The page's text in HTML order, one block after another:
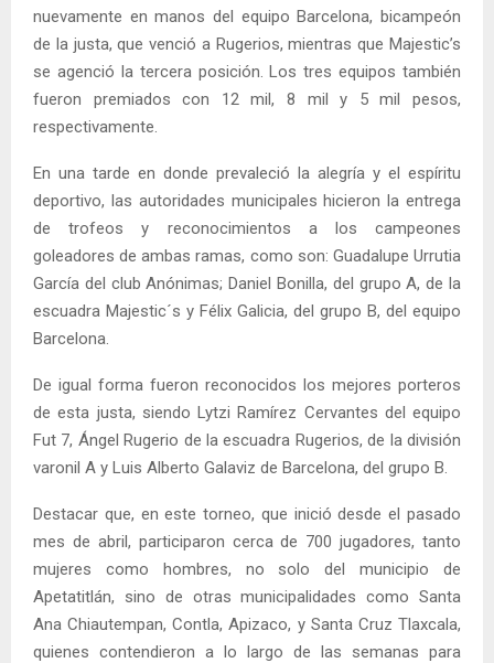
nuevamente en manos del equipo Barcelona, bicampeón
de la justa, que venció a Rugerios, mientras que Majestic’s
se agenció la tercera posición. Los tres equipos también
fueron premiados con 12 mil, 8 mil y 5 mil pesos,
respectivamente.
En una tarde en donde prevaleció la alegría y el espíritu
deportivo, las autoridades municipales hicieron la entrega
de trofeos y reconocimientos a los campeones
goleadores de ambas ramas, como son: Guadalupe Urrutia
García del club Anónimas; Daniel Bonilla, del grupo A, de la
escuadra Majestic´s y Félix Galicia, del grupo B, del equipo
Barcelona.
De igual forma fueron reconocidos los mejores porteros
de esta justa, siendo Lytzi Ramírez Cervantes del equipo
Fut 7, Ángel Rugerio de la escuadra Rugerios, de la división
varonil A y Luis Alberto Galaviz de Barcelona, del grupo B.
Destacar que, en este torneo, que inició desde el pasado
mes de abril, participaron cerca de 700 jugadores, tanto
mujeres como hombres, no solo del municipio de
Apetatitlán, sino de otras municipalidades como Santa
Ana Chiautempan, Contla, Apizaco, y Santa Cruz Tlaxcala,
quienes contendieron a lo largo de las semanas para